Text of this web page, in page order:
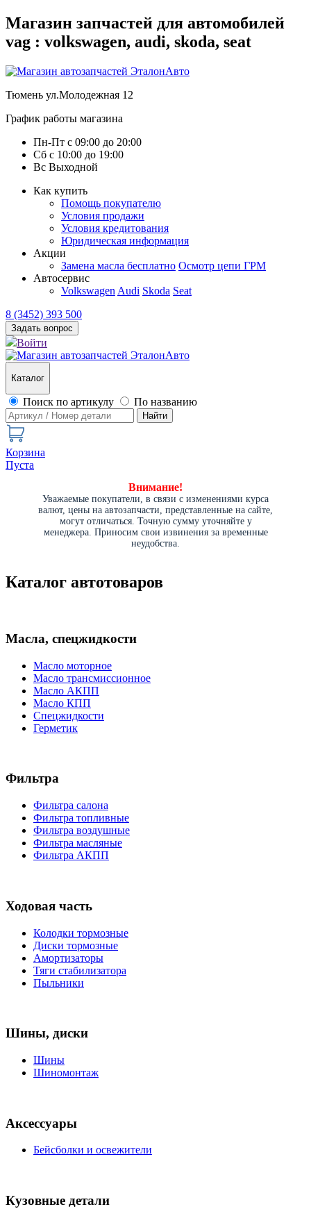
Магазин запчастей для автомобилей
vag : volkswagen, audi, skoda, seat
Тюмень ул.Молодежная 12
График работы магазина
Пн-Пт с 09:00 до 20:00
Сб с 10:00 до 19:00
Вс Выходной
Как купить
Помощь покупателю
Условия продажи
Условия кредитования
Юридическая информация
Акции
Замена масла бесплатно Осмотр цепи ГРМ
Автосервис
Volkswagen Audi Skoda Seat
8 (3452) 393 500
Задать вопрос
Войти
Каталог
Поиск по артикулу По названию
Найти
Корзина
Пуста
Внимание!
Уважаемые покупатели, в связи с изменениями курса
валют, цены на автозапчасти, представленные на сайте,
могут отличаться. Точную сумму уточняйте у
менеджера. Приносим свои извинения за временные
неудобства.
Каталог автотоваров
Масла, спецжидкости
Масло моторное
Масло трансмиссионное
Масло АКПП
Масло КПП
Спецжидкости
Герметик
Фильтра
Фильтра салона
Фильтра топливные
Фильтра воздушные
Фильтра масляные
Фильтра АКПП
Ходовая часть
Колодки тормозные
Диски тормозные
Амортизаторы
Тяги стабилизатора
Пыльники
Шины, диски
Шины
Шиномонтаж
Аксессуары
Бейсболки и освежители
Кузовные детали